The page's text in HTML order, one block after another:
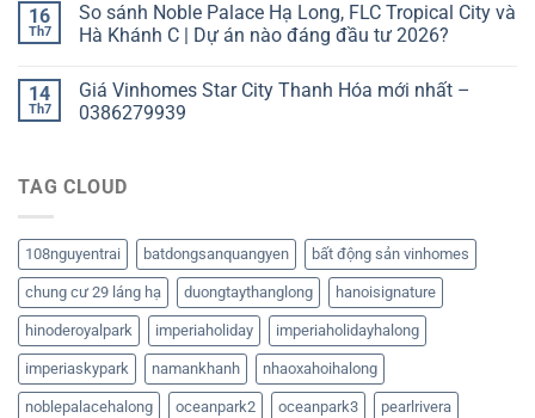
16
Th7
So sánh Noble Palace Hạ Long, FLC Tropical City và
Hà Khánh C | Dự án nào đáng đầu tư 2026?
14
Th7
Giá Vinhomes Star City Thanh Hóa mới nhất –
0386279939
TAG CLOUD
108nguyentrai batdongsanquangyen bất động sản vinhomes
chung cư 29 láng hạ duongtaythanglong hanoisignature
hinoderoyalpark imperiaholiday imperiaholidayhalong
imperiaskypark namankhanh nhaoxahoihalong
noblepalacehalong oceanpark2 oceanpark3 pearlrivera